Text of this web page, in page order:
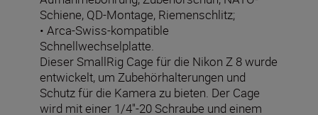
Schiene, QD-Montage, Riemenschlitz;
• Arca-Swiss-kompatible
Schnellwechselplatte.
Dieser SmallRig Cage für die Nikon Z 8 wurde
entwickelt, um Zubehörhalterungen und
Schutz für die Kamera zu bieten. Der Cage
wird mit einer 1/4''-20 Schraube und einem